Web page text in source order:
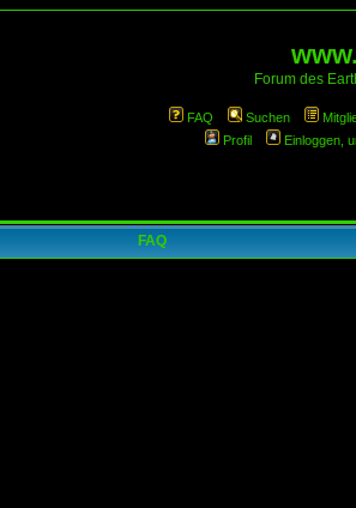
Forum des
FAQ Suchen
Profil
Einloggen,
FAQ